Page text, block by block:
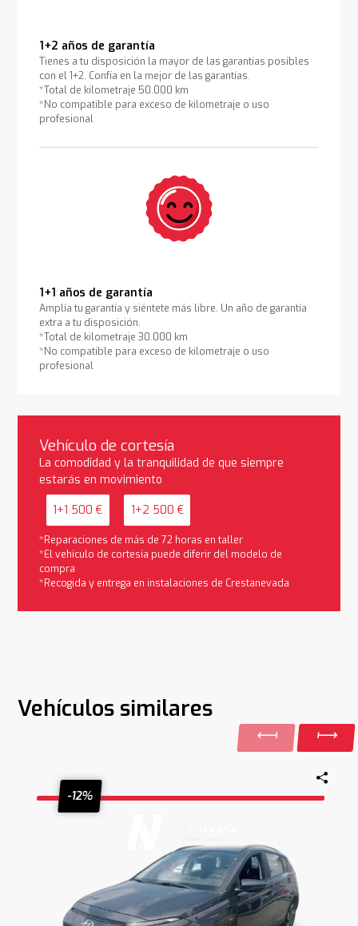
1+2 años de garantía
Tienes a tu disposición la mayor de las garantías posibles
con el 1+2. Confía en la mejor de las garantías.
*Total de kilometraje 50.000 km
*No compatible para exceso de kilometraje o uso
profesional
1+1 años de garantía
Amplía tu garantía y siéntete más libre. Un año de garantía
extra a tu disposición.
*Total de kilometraje 30.000 km
*No compatible para exceso de kilometraje o uso
profesional
Vehículo de cortesía
La comodidad y la tranquilidad de que siempre
estarás en movimiento
1+1 500 € 1+2 500 €
*Reparaciones de más de 72 horas en taller
*El vehículo de cortesía puede diferir del modelo de
compra
*Recogida y entrega en instalaciones de Crestanevada
Vehículos similares
-12%